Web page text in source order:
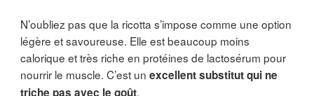
N’oubliez pas que la ricotta s’impose comme une option
légère et savoureuse. Elle est beaucoup moins
calorique et très riche en protéines de lactosérum pour
nourrir le muscle. C’est un excellent substitut qui ne
triche pas avec le goût.